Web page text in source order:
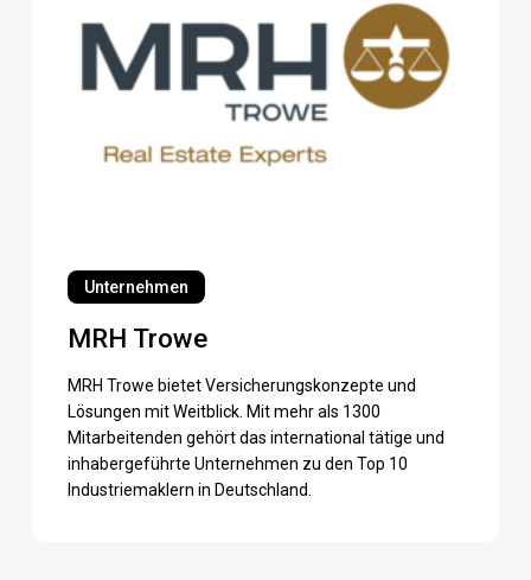
Trowe
Unternehmen
MRH Trowe
MRH Trowe bietet Versicherungskonzepte und
Lösungen mit Weitblick. Mit mehr als 1300
Mitarbeitenden gehört das international tätige und
inhabergeführte Unternehmen zu den Top 10
Industriemaklern in Deutschland.